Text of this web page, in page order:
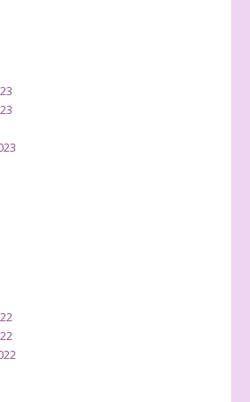
zum Affen“…“